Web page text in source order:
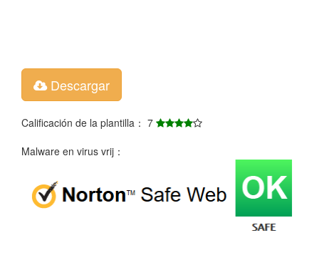
Descargar
Calificación de la plantilla： 7
Malware en virus vrij：